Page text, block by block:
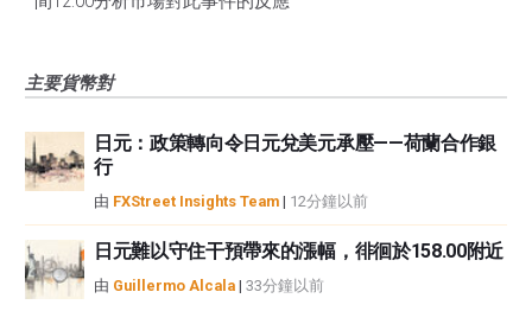
主要貨幣對
日元：政策轉向令日元兌美元承壓——荷蘭合作銀
行
由 FXStreet Insights Team | 12分鐘以前
日元難以守住干預帶來的漲幅，徘徊於158.00附近
由 Guillermo Alcala | 33分鐘以前